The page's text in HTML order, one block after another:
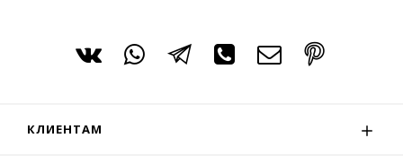
КЛИЕНТАМ